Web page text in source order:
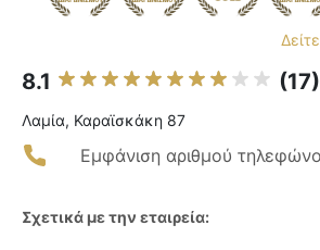
8.1 (17)
Λαμία, Καραϊσκάκη 87
Εμφάνιση αριθμού
Σχετικά με την εταιρεία: